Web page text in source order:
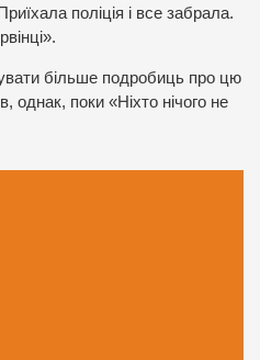
поліція і все забрала.
більше подробиць про цю
однак, поки «Ніхто нічого не